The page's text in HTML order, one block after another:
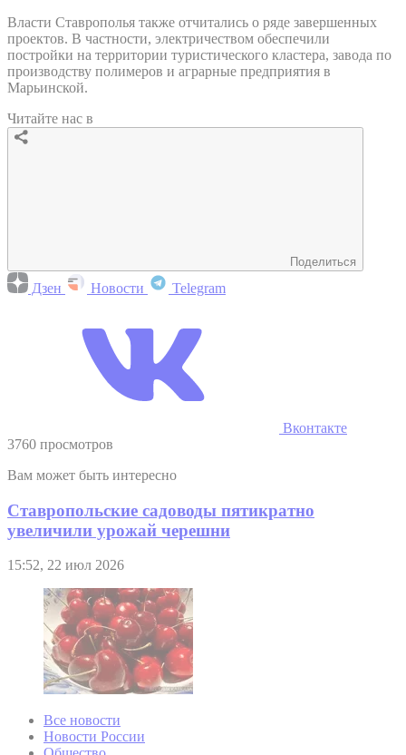
Власти Ставрополья также отчитались о ряде завершенных
проектов. В частности, электричеством обеспечили
постройки на территории туристического кластера, завода по
производству полимеров и аграрные предприятия в
Марьинской.
Читайте нас в
Поделиться
Дзен Новости Telegram
Вконтакте
3760 просмотров
Вам может быть интересно
Ставропольские садоводы пятикратно
увеличили урожай черешни
15:52, 22 июл 2026
Все новости
Новости России